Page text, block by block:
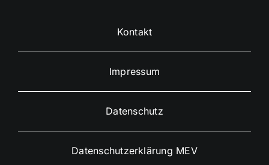
Kontakt
Impressum
Datenschutz
Datenschutzerklärung MEV